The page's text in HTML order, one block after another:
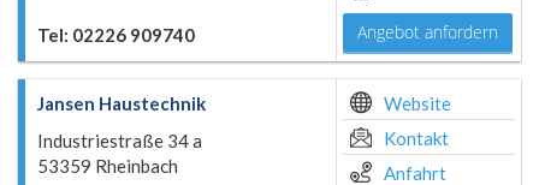
Tel: 02226 909740 Angebot anfordern
Jansen Haustechnik
Industriestraße 34 a
53359 Rheinbach
Website
Kontakt
Anfahrt